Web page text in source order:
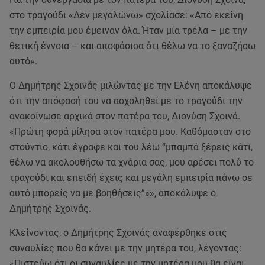
στο τραγούδι «Δεν μεγαλώνω» σχολίασε: «Από εκείνη
την εμπειρία μου έμειναν όλα. Ήταν μία τρέλα – με την
θετική έννοια – και αποφάσισα ότι θέλω να το ξαναζήσω
αυτό».
Ο Δημήτρης Σχοινάς μιλώντας με την Ελένη αποκάλυψε
ότι την απόφασή του να ασχοληθεί με το τραγούδι την
ανακοίνωσε αρχικά στον πατέρα του, Διονύση Σχοινά.
«Πρώτη φορά μίλησα στον πατέρα μου. Καθόμασταν στο
στούντιο, κάτι έγραφε και του λέω “μπαμπά ξέρεις κάτι,
θέλω να ακολουθήσω τα χνάρια σας, μου αρέσει πολύ το
τραγούδι και επειδή έχεις και μεγάλη εμπειρία πάνω σε
αυτό μπορείς να με βοηθήσεις”»», αποκάλυψε ο
Δημήτρης Σχοινάς.
Κλείνοντας, ο Δημήτρης Σχοινάς αναφέρθηκε στις
συναυλίες που θα κάνει με την μητέρα του, λέγοντας: